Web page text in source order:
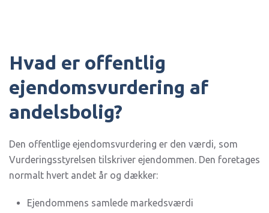
Hvad er offentlig
ejendomsvurdering af
andelsbolig?
Den offentlige ejendomsvurdering er den værdi, som
Vurderingsstyrelsen tilskriver ejendommen. Den foretages
normalt hvert andet år og dækker:
Ejendommens samlede markedsværdi